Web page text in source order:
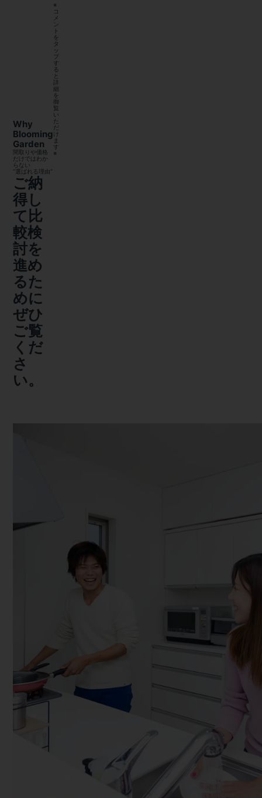
Why
Blooming
Garden
間取りや価格
だけではわか
らない
“選ばれる理由”
ご納
得し
て比
較検
討を
進め
るた
めに
ぜひ
ご覧
くだ
さ
い。
※
コ
メ
ン
ト
を
タ
ッ
プ
す
る
と
詳
細
を
御
覧
い
た
だ
け
ま
す
※